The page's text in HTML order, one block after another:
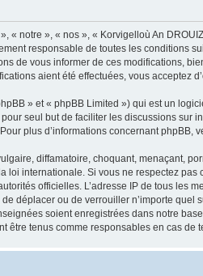
« notre », « nos », « Korvigelloù An
responsable de toutes les conditions
de vous informer de ces modifications,
aient été effectuées, vous acceptez
» et « phpBB Limited ») qui est un
seul but de faciliter les discussions sur
plus d’informations concernant phpBB,
diffamatoire, choquant, menaçant,
internationale. Si vous ne respectez
officielles. L’adresse IP de tous les
déplacer ou de verrouiller n’importe
soient enregistrées dans notre
être tenus comme responsables en cas